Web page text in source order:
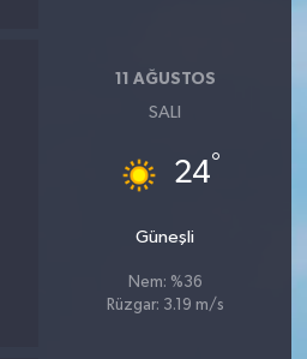
11 AĞUSTOS
SALI
24°
Güneşli
Nem: %36
Rüzgar: 3.19 m/s